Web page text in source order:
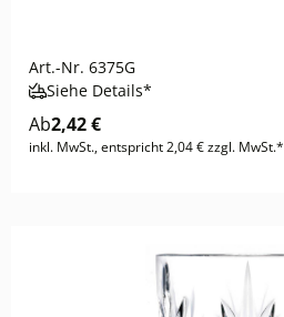
Art.-Nr. 6375G
Siehe Details*
Ab2,42 €
inkl. MwSt., entspricht 2,04 € zzgl. MwSt.*